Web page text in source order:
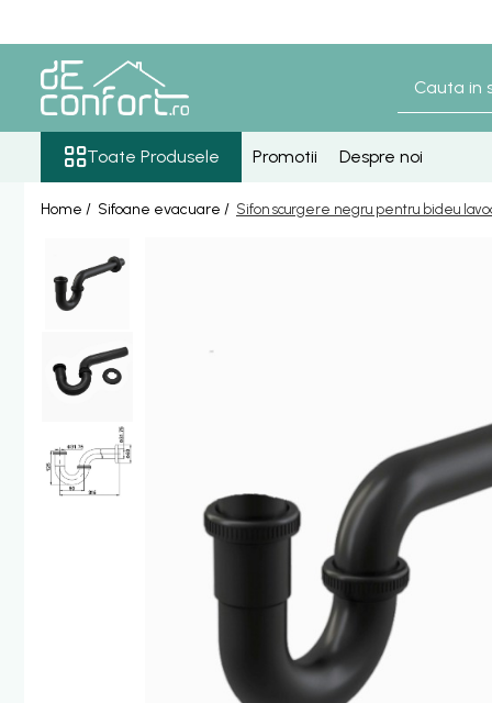
Toate Produsele
Baterii Sanitare
Senzori lavoar - pisoar
Baterie lavoar senzor
Baterie pisoar senzor
Baterii bronz antic
Baterie retro blat
Baterie bronz perete
Baterii lavoar
Baterie Bucatarie
Componente Dus
Furtun dus
Baterii cada-Coloana dus
Toate Produsele Promotii Despre noi
Home / Sifoane evacuare / Sifon scurgere negru pentru bideu